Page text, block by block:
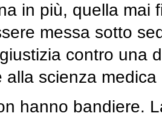
in più, quella mai
messa sotto
contro una
alla scienza
hanno bandiere.